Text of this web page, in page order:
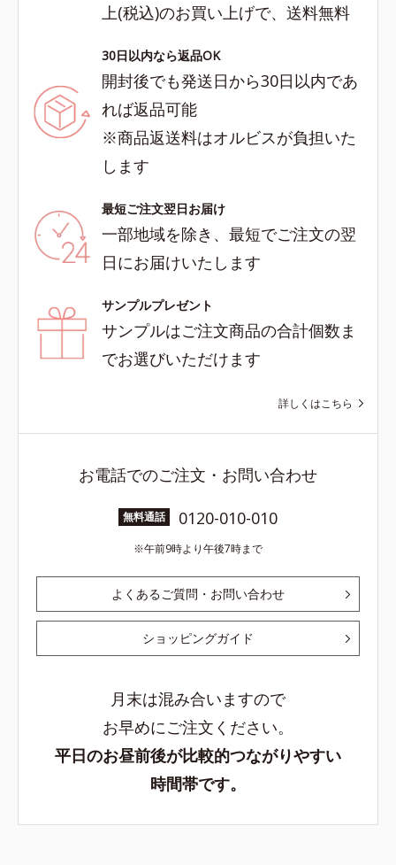
上(税込)のお買い上げで、送料無料
30日以内なら返品OK
開封後でも発送日から30日以内であ
れば返品可能
※商品返送料はオルビスが負担いた
します
最短ご注文翌日お届け
一部地域を除き、最短でご注文の翌
日にお届けいたします
サンプルプレゼント
サンプルはご注文商品の合計個数ま
でお選びいただけます
詳しくはこちら
お電話でのご注文・お問い合わせ
無料通話 0120-010-010
午前9時より午後7時まで
よくあるご質問・お問い合わせ
ショッピングガイド
月末は混み合いますので
お早めにご注文ください。
平日のお昼前後が比較的つながりやすい
時間帯です。